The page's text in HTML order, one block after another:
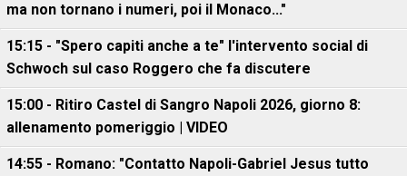
ma non tornano i numeri, poi il Monaco..."
15:15 - "Spero capiti anche a te" l'intervento social di
Schwoch sul caso Roggero che fa discutere
15:00 - Ritiro Castel di Sangro Napoli 2026, giorno 8:
allenamento pomeriggio | VIDEO
14:55 - Romano: "Contatto Napoli-Gabriel Jesus tutto